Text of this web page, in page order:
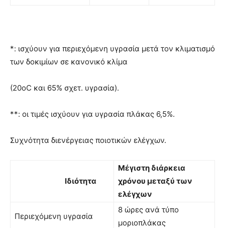
*: ισχύουν για περιεχόμενη υγρασία μετά τον κλιματισμό
των δοκιμίων σε κανονικό κλίμα
(20oC και 65% σχετ. υγρασία).
**: οι τιμές ισχύουν για υγρασία πλάκας 6,5%.
Συχνότητα διενέργειας ποιοτικών ελέγχων.
Ιδιότητα
Μέγιστη διάρκεια
χρόνου μεταξύ των
ελέγχων
Περιεχόμενη υγρασία
8 ώρες ανά τύπο
μοριοπλάκας